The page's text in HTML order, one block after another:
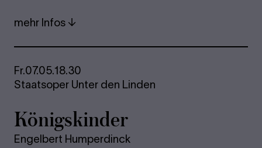
mehr Infos
Fr.07.05.18.30
Staatsoper Unter den Linden
Kö­nigs­kin­der
Engelbert Humperdinck